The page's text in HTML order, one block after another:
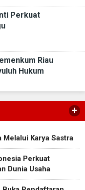
Perkuat
Riau
Hukum
+
Melalui Karya Sastra
Perkuat
Dunia Usaha